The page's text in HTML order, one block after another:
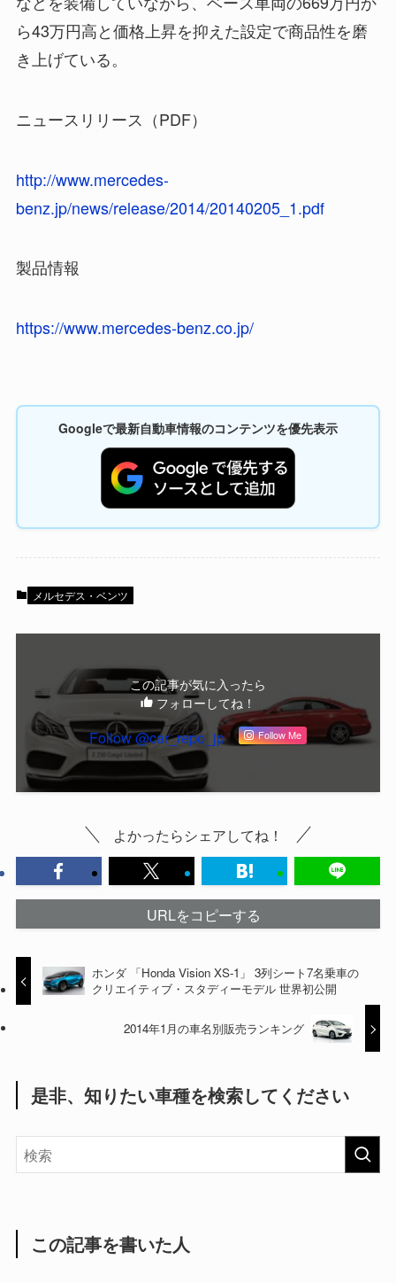
ら43万円高と価格上昇を抑えた設定で商品性を磨
き上げている。
ニュースリリース（PDF）
http://www.mercedes-
benz.jp/news/release/2014/20140205_1.pdf
製品情報
https://www.mercedes-benz.co.jp/
Googleで最新自動車情報のコンテンツを優先表示
メルセデス・ベンツ
この記事が気に入ったら
フォローしてね！
Follow @car_repo_jp Follow Me
よかったらシェアしてね！
URLをコピーする
ホンダ 「Honda Vision XS‐1」 3列シート7名乗車の
クリエイティブ・スタディーモデル 世界初公開
2014年1月の車名別販売ランキング
是非、知りたい車種を検索してください
この記事を書いた人